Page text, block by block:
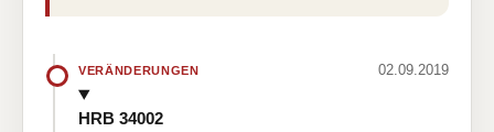
VERÄNDERUNGEN 02.09.2019
HRB 34002